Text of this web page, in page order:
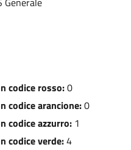
codice rosso:0
codice arancione:0
codice azzurro: 1
codice verde:4